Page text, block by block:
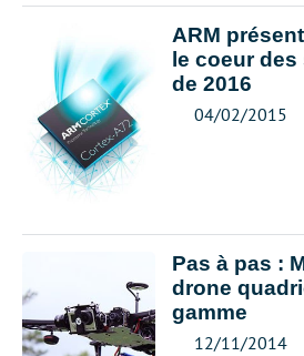
ARM
le coeur
de 2016
04/02/2015
Pas à pas :
drone
gamme
12/11/2014